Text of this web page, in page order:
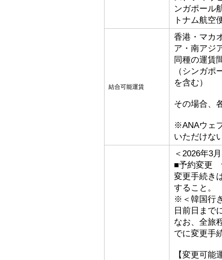
ンガポール
トナム航空
結合可能運賃
香港・マカ
ア・南アジ
同種の運賃
（シンガ
を含む）
その場合、
※ANAウェ
いただけな
＜2026年3
■予約変更
変更手続き
すること。
※＜韓国行
日前日まで
なお、全旅
でに変更手
【変更可能